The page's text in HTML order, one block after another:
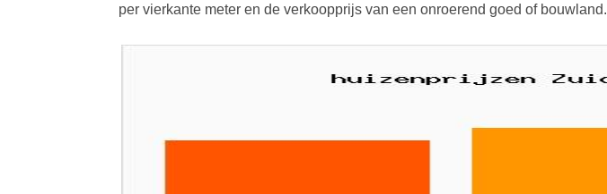
per vierkante meter en de verkoopprijs van een onroerend goed of bouwland.